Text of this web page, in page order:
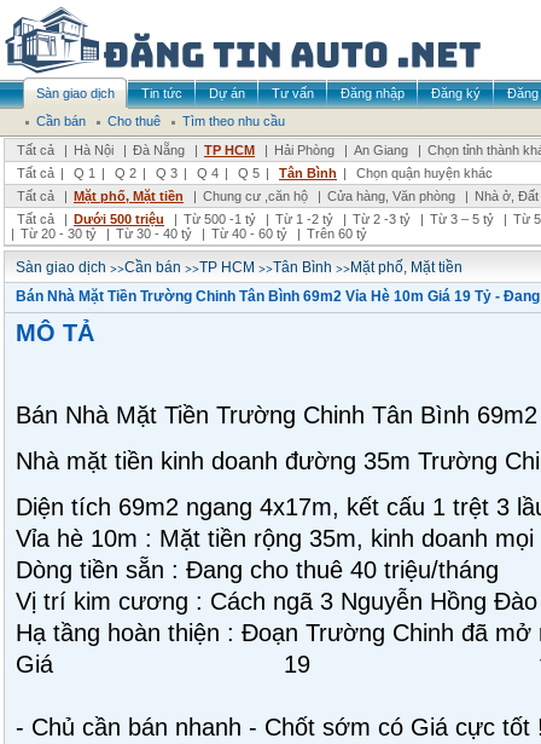
Sàn giao dịch Tin tức Dự án Tư vấn Đăng nhập Đăng ký
Đăng
Cần bán
Cho thuê
Tìm theo nhu cầu
Tất cả
| Hà Nội | Đà Nẵng | TP HCM | Hải Phòng | An Giang | Chọn tỉnh thành
Tất cả | Q 1 | Q 2 | Q 3 | Q 4 | Q 5 | Tân Bình |
Chọn quận huyện khác
Tất cả
| Mặt phố, Mặt tiền | Chung cư ,căn hộ | Cửa hàng, Văn phòng | Nhà ở,
Tất cả
| Dưới 500 triệu | Từ 500 -1 tỷ | Từ 1 -2 tỷ | Từ 2 -3 tỷ | Từ 3 – 5 tỷ | Từ
| Từ 20 - 30 tỷ | Từ 30 - 40 tỷ | Từ 40 - 60 tỷ | Trên 60 tỷ
Sàn giao dịch >>Cần bán >>TP HCM >>Tân Bình >>Mặt phố, Mặt tiền
Bán Nhà Mặt Tiền Trường Chinh Tân Bình 69m2 Vỉa Hè 10m Giá 19 Tỷ -
MÔ TẢ
Bán Nhà Mặt Tiền Trường Chinh Tân
Nhà mặt tiền kinh doanh đường 35m
Diện tích 69m2 ngang 4x17m, kết cấu 1 trệt 3
Vỉa hè 10m : Mặt tiền rộng 35m, kinh doanh
Dòng tiền sẵn : Đang cho thuê 40 triệu/tháng
Vị trí kim cương : Cách ngã 3 Nguyễn Hồng
Hạ tầng hoàn thiện : Đoạn Trường Chinh đã
Giá 19 tỷ
- Chủ cần bán nhanh - Chốt sớm có Giá cực tốt